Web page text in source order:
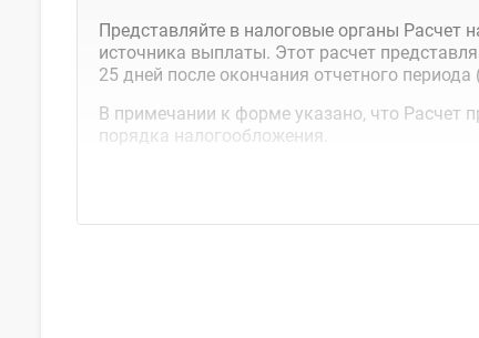
Представляйте в налоговые органы
источника выплаты. Этот расчет
25 дней после окончания отчетного
В примечании к форме указано, что Расчет
порядка налогообложения.